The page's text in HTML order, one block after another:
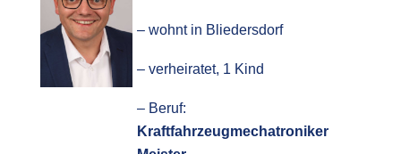
– wohnt in Bliedersdorf
– verheiratet, 1 Kind
– Beruf:
Kraftfahrzeugmechatroniker